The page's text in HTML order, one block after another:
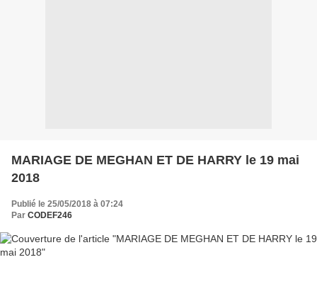
MARIAGE DE MEGHAN ET DE HARRY le 19 mai
2018
Publié le 25/05/2018 à 07:24
Par CODEF246